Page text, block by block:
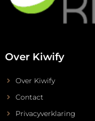
Over Kiwify
Over Kiwify
Contact
Privacyverklaring